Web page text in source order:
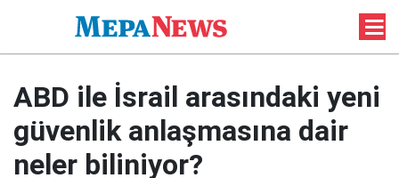
ABD ile İsrail arasındaki yeni
güvenlik anlaşmasına dair
neler biliniyor?